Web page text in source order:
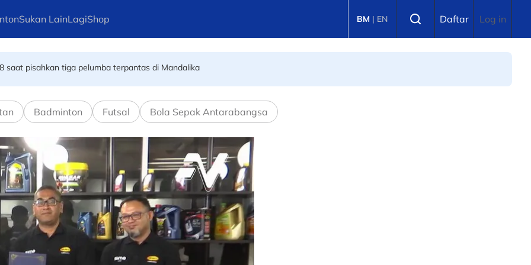
Sukan LainLagiShop BM | EN Daftar Log in
MSSM
Badminton Futsal Bola Sepak Antarabangsa